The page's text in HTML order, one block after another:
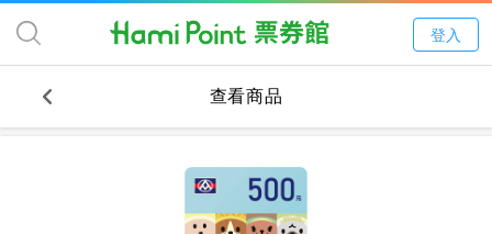
登入
查看商品